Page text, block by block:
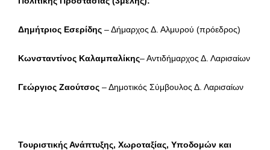
Δημήτριος Εσερίδης – Δήμαρχος Δ. Αλμυρού (πρόεδρος)
Κωνσταντίνος Καλαμπαλίκης– Αντιδήμαρχος Δ. Λαρισαίων
Γεώργιος Ζαούτσος – Δημοτικός Σύμβουλος Δ. Λαρισαίων
Τουριστικής Ανάπτυξης, Χωροταξίας, Υποδομών και